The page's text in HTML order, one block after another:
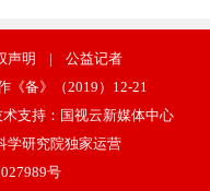
声明 |
公益记者
《备》（2019）12-21
支持： 国视云新媒体中心
学研究院独家运营
号